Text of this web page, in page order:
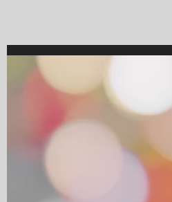
Video
Player